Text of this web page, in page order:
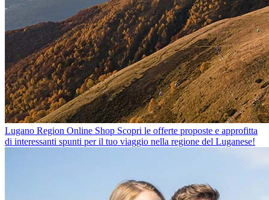
Lugano Region Online Shop Scopri le offerte proposte e approfitta
di interessanti spunti per il tuo viaggio nella regione del Luganese!